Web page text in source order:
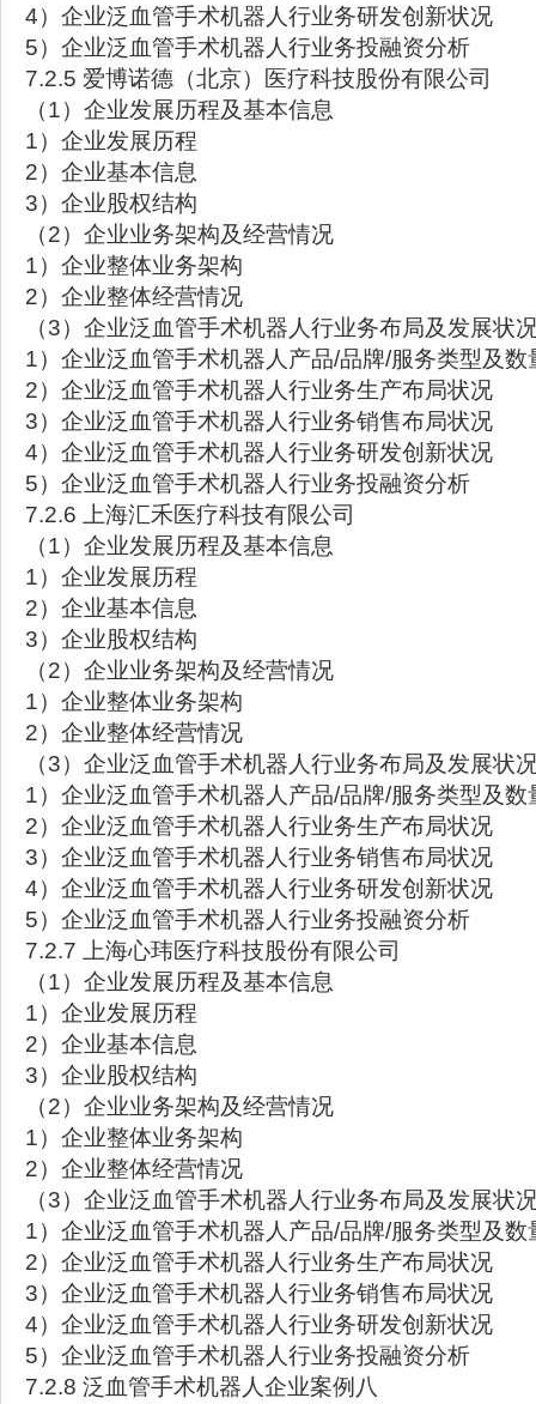
4）企业泛血管手术机器人行业务研发创新状况
5）企业泛血管手术机器人行业务投融资分析
7.2.5 爱博诺德（北京）医疗科技股份有限公司
（1）企业发展历程及基本信息
1）企业发展历程
2）企业基本信息
3）企业股权结构
（2）企业业务架构及经营情况
1）企业整体业务架构
2）企业整体经营情况
（3）企业泛血管手术机器人行业务布局及发展状
1）企业泛血管手术机器人产品/品牌/服务类型及数
2）企业泛血管手术机器人行业务生产布局状况
3）企业泛血管手术机器人行业务销售布局状况
4）企业泛血管手术机器人行业务研发创新状况
5）企业泛血管手术机器人行业务投融资分析
7.2.6 上海汇禾医疗科技有限公司
（1）企业发展历程及基本信息
1）企业发展历程
2）企业基本信息
3）企业股权结构
（2）企业业务架构及经营情况
1）企业整体业务架构
2）企业整体经营情况
（3）企业泛血管手术机器人行业务布局及发展状
1）企业泛血管手术机器人产品/品牌/服务类型及数
2）企业泛血管手术机器人行业务生产布局状况
3）企业泛血管手术机器人行业务销售布局状况
4）企业泛血管手术机器人行业务研发创新状况
5）企业泛血管手术机器人行业务投融资分析
7.2.7 上海心玮医疗科技股份有限公司
（1）企业发展历程及基本信息
1）企业发展历程
2）企业基本信息
3）企业股权结构
（2）企业业务架构及经营情况
1）企业整体业务架构
2）企业整体经营情况
（3）企业泛血管手术机器人行业务布局及发展状
1）企业泛血管手术机器人产品/品牌/服务类型及数
2）企业泛血管手术机器人行业务生产布局状况
3）企业泛血管手术机器人行业务销售布局状况
4）企业泛血管手术机器人行业务研发创新状况
5）企业泛血管手术机器人行业务投融资分析
7.2.8 泛血管手术机器人企业案例八